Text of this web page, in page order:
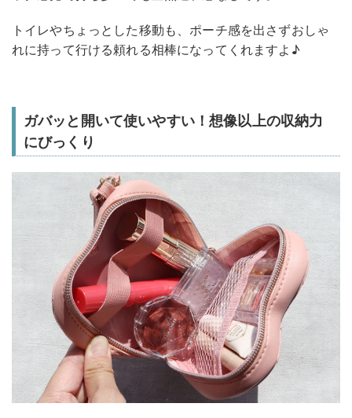
トイレやちょっとした移動も、ポーチ感を出さずおしゃ
れに持って行ける頼れる相棒になってくれますよ♪
ガバッと開いて使いやすい！想像以上の収納力
にびっくり